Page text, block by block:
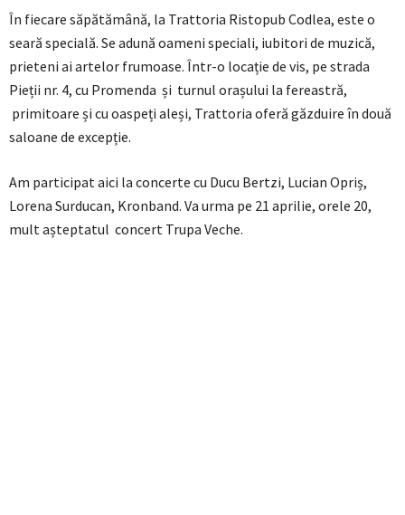
În fiecare săpătămână, la Trattoria Ristopub Codlea, este o
seară specială. Se adună oameni speciali, iubitori de muzică,
prieteni ai artelor frumoase. Într-o locație de vis, pe strada
Pieții nr. 4, cu Promenda și turnul orașului la fereastră,
primitoare și cu oaspeți aleși, Trattoria oferă găzduire în două
saloane de excepție.
Am participat aici la concerte cu Ducu Bertzi, Lucian Opriș,
Lorena Surducan, Kronband. Va urma pe 21 aprilie, orele 20,
mult așteptatul concert Trupa Veche.